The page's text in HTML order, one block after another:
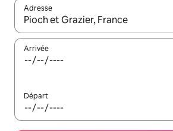
Adresse
Lorsque les résultats s'affichent,
Arrivée
Départ